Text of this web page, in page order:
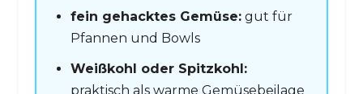
fein gehacktes Gemüse:gut für
Pfannen und Bowls
Weißkohl oder Spitzkohl:
praktisch als warme Gemüsebeilage